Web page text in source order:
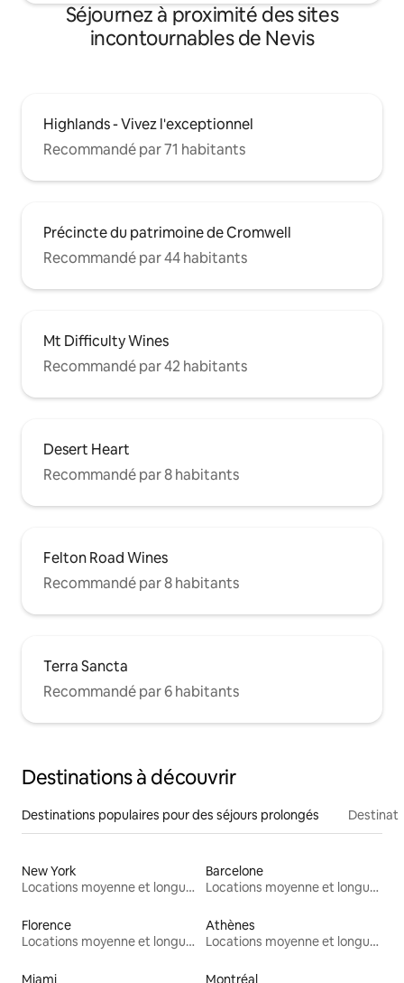
Séjournez à proximité des sites
incontournables de Nevis
Highlands - Vivez l'exceptionnel
Recommandé par 71 habitants
Précincte du patrimoine de Cromwell
Recommandé par 44 habitants
Mt Difficulty Wines
Recommandé par 42 habitants
Desert Heart
Recommandé par 8 habitants
Felton Road Wines
Recommandé par 8 habitants
Terra Sancta
Recommandé par 6 habitants
Destinations à découvrir
Destinations populaires pour des séjours prolongés
New York
Locations moyenne et longue durée
Barcelone
Locations moyenne et longue durée
Florence
Locations moyenne et longue durée
Athènes
Locations moyenne et longue durée
Miami Montréal